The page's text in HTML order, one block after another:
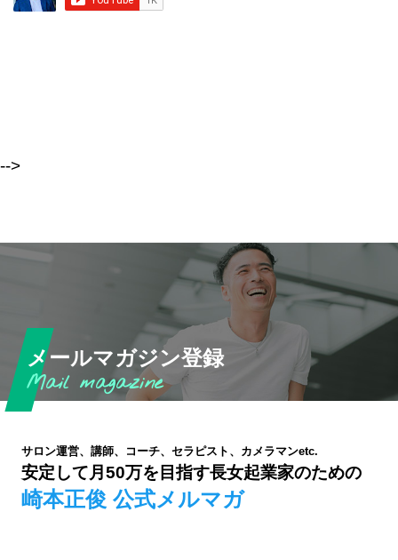
-->
メールマガジン登録
サロン運営、講師、コーチ、セラピスト、カメラマンetc.
安定して月50万を目指す長女起業家のための
崎本正俊 公式メルマガ